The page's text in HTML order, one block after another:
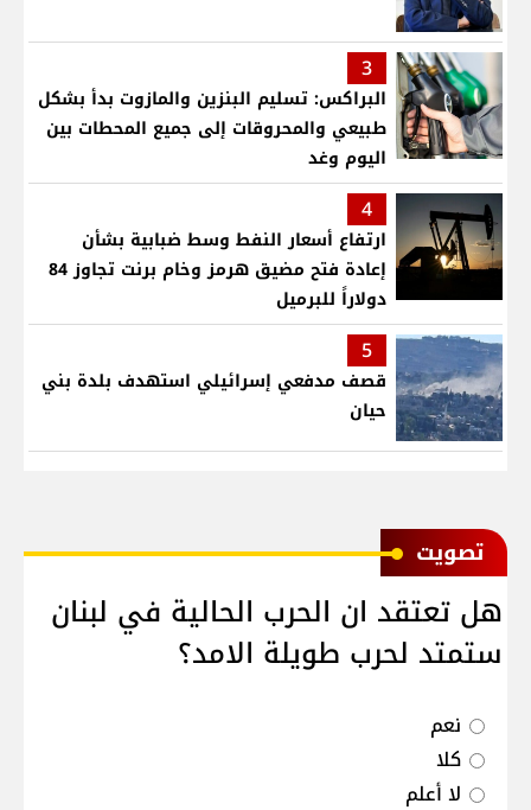
3
البراكس: تسليم البنزين والمازوت بدأ بشكل
طبيعي والمحروقات إلى جميع المحطات بين
اليوم وغد
4
ارتفاع أسعار النفط وسط ضبابية بشأن
إعادة فتح مضيق هرمز وخام برنت تجاوز 84
دولاراً للبرميل
5
قصف مدفعي إسرائيلي استهدف بلدة بني
حيان
ﺗﺼﻮﻳﺖ
هل تعتقد ان الحرب الحالية في لبنان
ستمتد لحرب طويلة الامد؟
نعم
كلا
لا أعلم